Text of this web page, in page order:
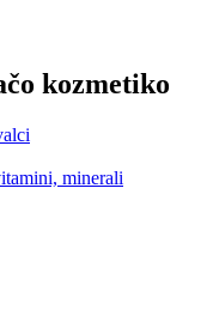
kozmetiko
minerali